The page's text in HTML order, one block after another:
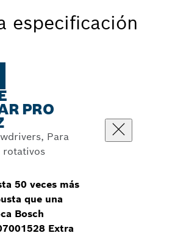
especificación
PRO
Para
rotativos
50 veces más
que una
Bosch
Extra